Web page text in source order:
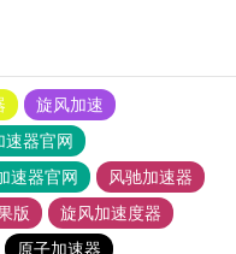
旋风加速
速器官网
速器官网
风驰加速器
版
旋风加速度器
原子加速器